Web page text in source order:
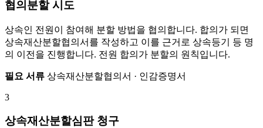
협의분할 시도
상속인 전원이 참여해 분할 방법을 협의합니다. 합의가 되면
상속재산분할협의서를 작성하고 이를 근거로 상속등기 등 명
의 이전을 진행합니다. 전원 합의가 분할의 원칙입니다.
필요 서류 상속재산분할협의서 · 인감증명서
3
상속재산분할심판 청구